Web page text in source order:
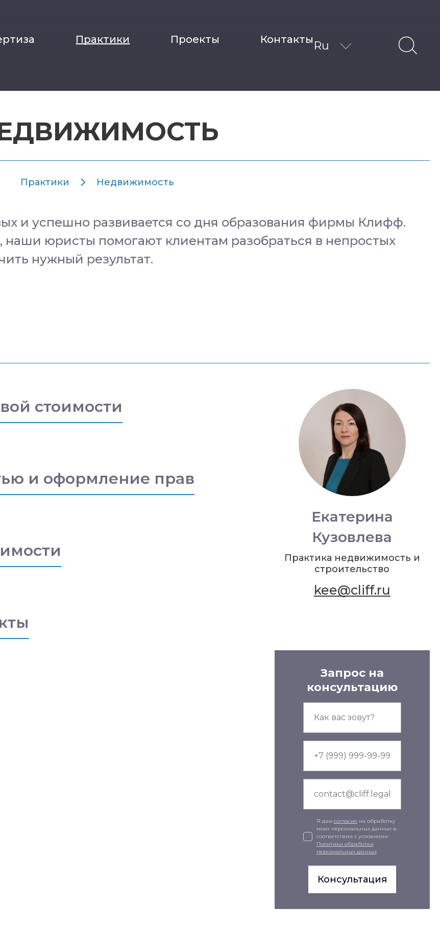
Практики Проекты Контакты Ru
Практики Недвижимость
и успешно развивается со дня образования фирмы Клифф.
юристы помогают клиентам разобраться в непростых
нужный результат.
стоимости
и оформление прав
Екатерина
Кузовлева
Практика недвижимость и
строительство
kee@cliff.ru
Запрос на
консультацию
Я даю согласие на обработку
моих персональных данных в
соответствии с условиями
Политики обработки
персональных данных
Консультация